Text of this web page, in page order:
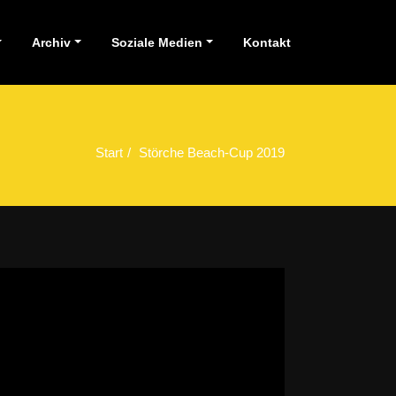
Archiv Soziale Medien Kontakt
Start Störche Beach-Cup 2019